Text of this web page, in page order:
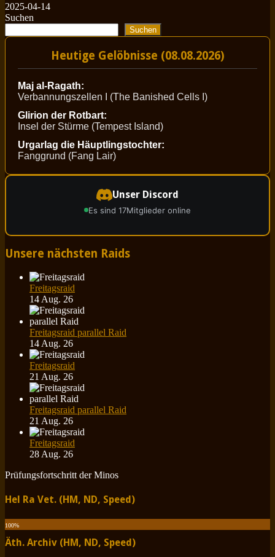
2025-04-14
Suchen
Suchen
Heutige Gelöbnisse (08.08.2026)
Maj al-Ragath:
Verbannungszellen I (The Banished Cells I)
Glirion der Rotbart:
Insel der Stürme (Tempest Island)
Urgarlag die Häuptlingstochter:
Fanggrund (Fang Lair)
Unser Discord
Es sind 17Mitglieder online
Unsere nächsten Raids
Freitagsraid
14 Aug. 26
Freitagsraid parallel Raid
14 Aug. 26
Freitagsraid
21 Aug. 26
Freitagsraid parallel Raid
21 Aug. 26
Freitagsraid
28 Aug. 26
Prüfungsfortschritt der Minos
Hel Ra Vet. (HM, ND, Speed)
100%
Äth. Archiv (HM, ND, Speed)